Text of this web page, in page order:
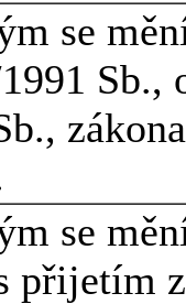
se
Sb.,
se
přijetím